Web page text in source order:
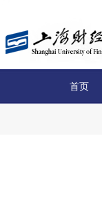
首页